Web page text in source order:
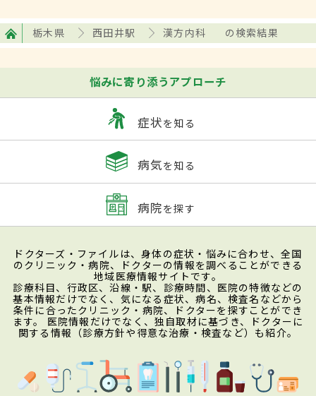
栃木県 西田井駅 漢方内科 の検索結果
悩みに寄り添うアプローチ
症状を知る
病気を知る
病院を探す
ドクターズ・ファイルは、身体の症状・悩みに合わせ、全国
のクリニック・病院、ドクターの情報を調べることができる
地域医療情報サイトです。
診療科目、行政区、沿線・駅、診療時間、医院の特徴などの
基本情報だけでなく、気になる症状、病名、検査名などから
条件に合ったクリニック・病院、ドクターを探すことができ
ます。 医院情報だけでなく、独自取材に基づき、ドクターに
関する情報（診療方針や得意な治療・検査など）も紹介。